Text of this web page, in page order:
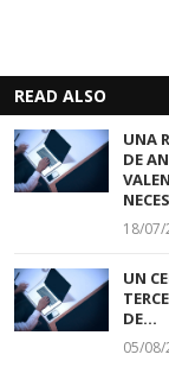
Ventanilla Unica
READ ALSO
UNA
DE
18/
UN
DE...
05/